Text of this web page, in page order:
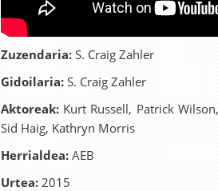
Zuzendaria: S. Craig Zahler
Gidoilaria: S. Craig Zahler
Aktoreak: Kurt Russell, Patrick
Sid Haig, Kathryn Morris
Herrialdea: AEB
Urtea: 2015